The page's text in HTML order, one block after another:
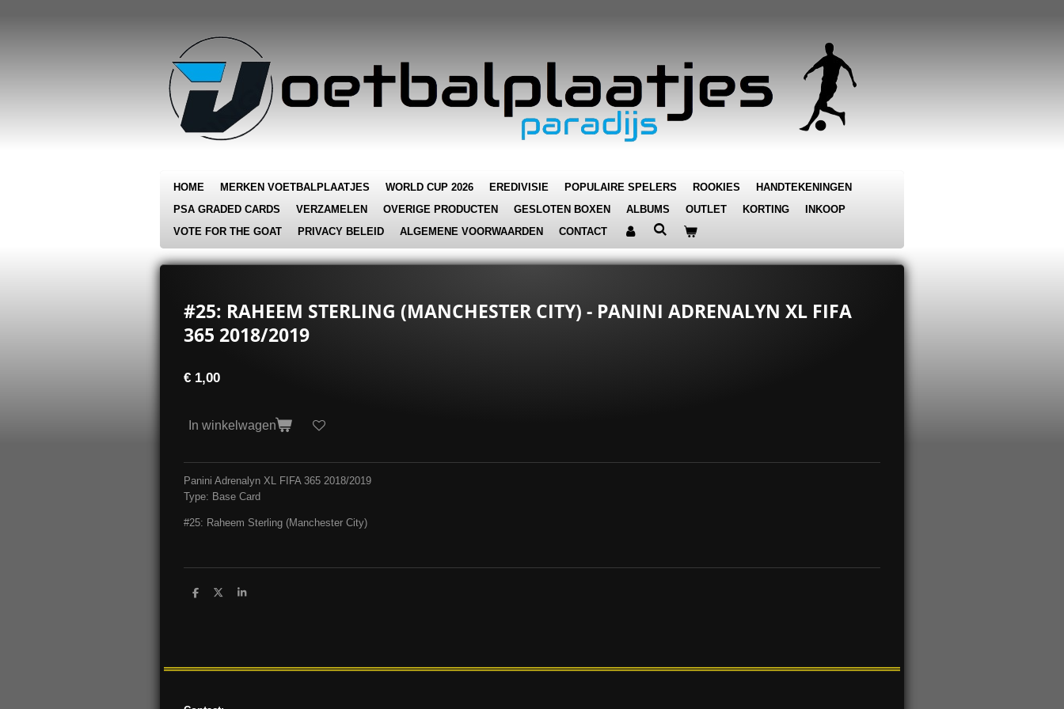
HOME MERKEN VOETBALPLAATJES WORLD CUP 2026 EREDIVISIE POPULAIRE SPELERS ROOKIES
HANDTEKENINGEN
PSA GRADED CARDS
VERZAMELEN OVERIGE PRODUCTEN GESLOTEN BOXEN ALBUMS OUTLET KORTING
INKOOP
VOTE FOR THE GOAT
PRIVACY BELEID ALGEMENE VOORWAARDEN CONTACT
#25: RAHEEM STERLING (MANCHESTER CITY) - PANINI ADRENALYN XL FIFA
365 2018/2019
€ 1,00
In winkelwagen
Panini Adrenalyn XL FIFA 365 2018/2019
Type: Base Card
#25: Raheem Sterling (Manchester City)
D
D
S